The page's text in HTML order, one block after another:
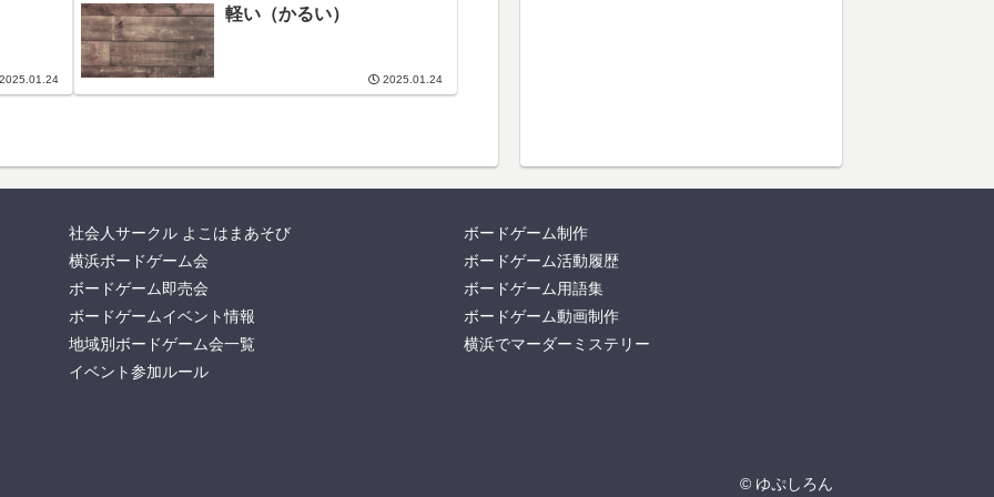
軽い（かるい）
2025.01.24
社会人サークル よこはまあそび
横浜ボードゲーム会
ボードゲーム即売会
ボードゲームイベント情報
地域別ボードゲーム会一覧
イベント参加ルール
ボードゲーム制作
ボードゲーム活動履歴
ボードゲーム用語集
ボードゲーム動画制作
横浜でマーダーミステリー
© ゆぷしろん